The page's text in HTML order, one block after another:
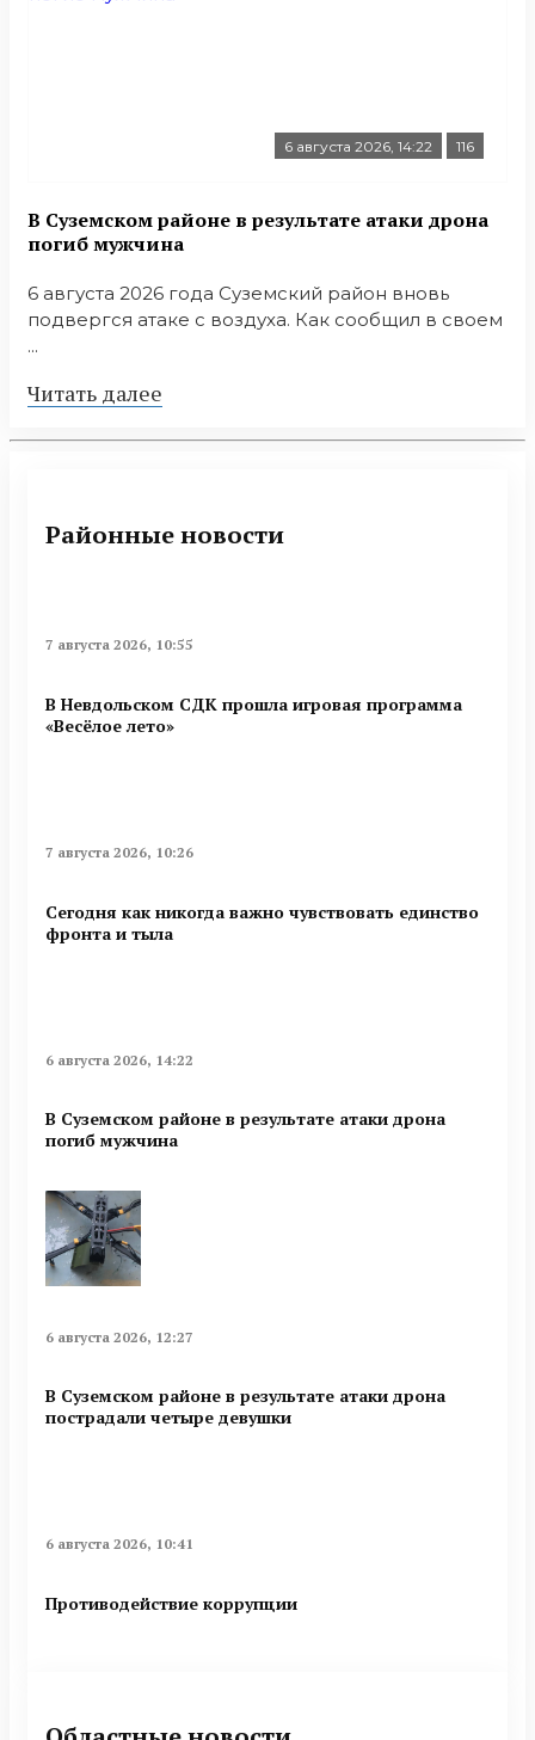
6 августа 2026, 14:22 116
В Суземском районе в результате атаки дрона
погиб мужчина
6 августа 2026 года Суземский район вновь
подвергся атаке с воздуха. Как сообщил в своем
...
Читать далее
Районные новости
7 августа 2026, 10:55
В Невдольском СДК прошла игровая программа
«Весёлое лето»
7 августа 2026, 10:26
Сегодня как никогда важно чувствовать единство
фронта и тыла
6 августа 2026, 14:22
В Суземском районе в результате атаки дрона
погиб мужчина
6 августа 2026, 12:27
В Суземском районе в результате атаки дрона
пострадали четыре девушки
6 августа 2026, 10:41
Противодействие коррупции